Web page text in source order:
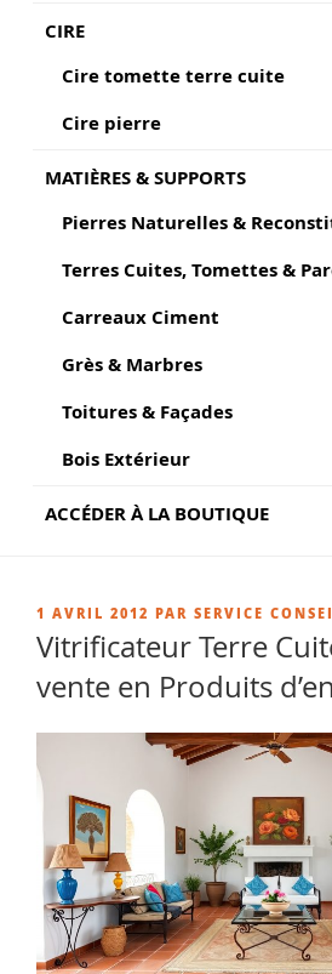
CIRE
Cire tomette terre cuite
Cire pierre
MATIÈRES & SUPPORTS
Pierres Naturelles &
Terres Cuites, Tomettes &
Carreaux Ciment
Grès & Marbres
Toitures & Façades
Bois Extérieur
ACCÉDER À LA BOUTIQUE
PUBLIÉ
LE
1 AVRIL 2012 PAR SERVICE
Vitrificateur Terre
vente en Produits